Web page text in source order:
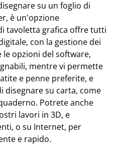
su un foglio di
è un'opzione
tavoletta grafica offre tutti
con la gestione dei
opzioni del software,
mentre vi permette
e penne preferite, e
disegnare su carta, come
Potrete anche
lavori in 3D, e
o su Internet, per
e rapido.